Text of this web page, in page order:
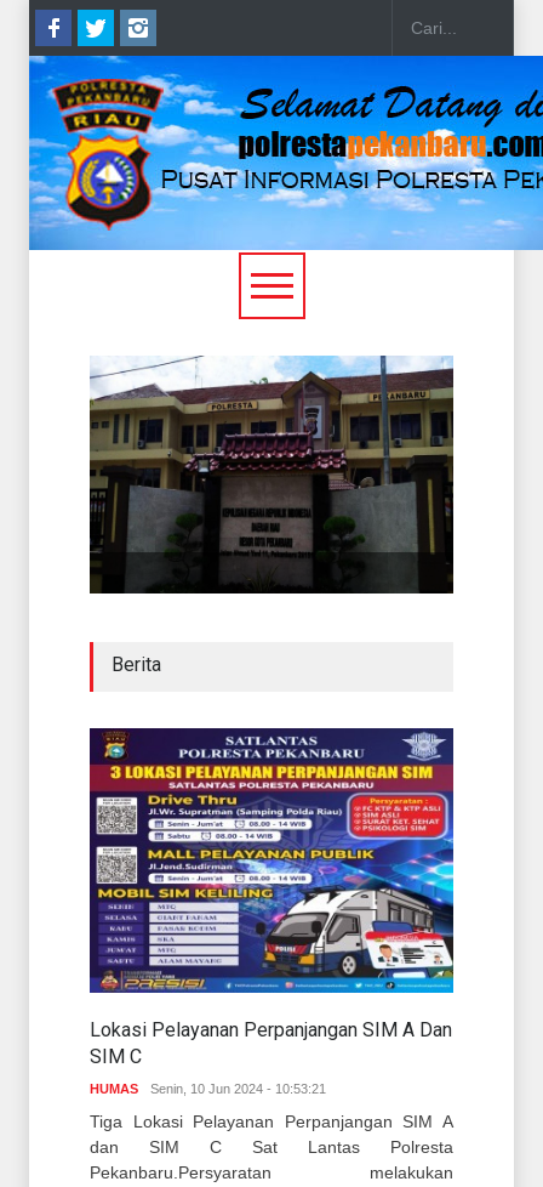
Berita
Lokasi Pelayanan Perpanjangan SIM A Dan
SIM C
HUMAS Senin, 10 Jun 2024 - 10:53:21
Tiga Lokasi Pelayanan Perpanjangan SIM A
dan SIM C Sat Lantas Polresta
Pekanbaru.Persyaratan melakukan